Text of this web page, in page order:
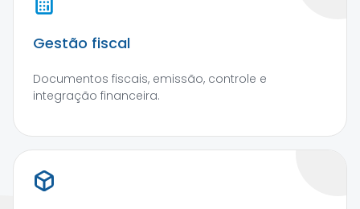
Gestão fiscal
Documentos fiscais, emissão, controle e
integração financeira.